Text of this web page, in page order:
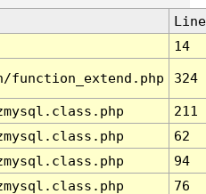
Line
14
function_extend.php 324
211
62
94
76